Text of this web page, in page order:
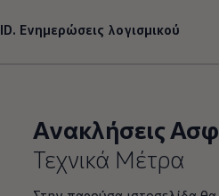
ID. Ενημερώσεις λογισμικού
Ανακλήσεις
Τεχνικά Μέτρα